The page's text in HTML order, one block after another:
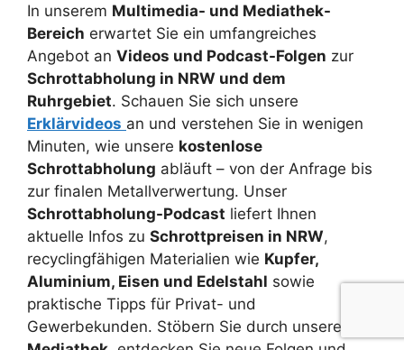
In unserem Multimedia- und Mediathek-
Bereich erwartet Sie ein umfangreiches
Angebot an Videos und Podcast-Folgen zur
Schrottabholung in NRW und dem
Ruhrgebiet. Schauen Sie sich unsere
Erklärvideos an und verstehen Sie in wenigen
Minuten, wie unsere kostenlose
Schrottabholung abläuft – von der Anfrage bis
zur finalen Metallverwertung. Unser
Schrottabholung-Podcast liefert Ihnen
aktuelle Infos zu Schrottpreisen in NRW,
recyclingfähigen Materialien wie Kupfer,
Aluminium, Eisen und Edelstahl sowie
praktische Tipps für Privat- und
Gewerbekunden. Stöbern Sie durch unsere